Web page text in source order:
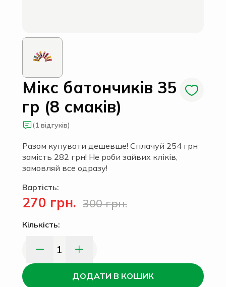
Мікс батончиків 35
гр (8 смаків)
(1 відгуків)
Разом купувати дешевше! Сплачуй 254 грн
замість 282 грн! Не роби зайвих кліків,
замовляй все одразу!
Вартість:
270 грн. 300 грн.
Кількість:
1
ДОДАТИ В КОШИК